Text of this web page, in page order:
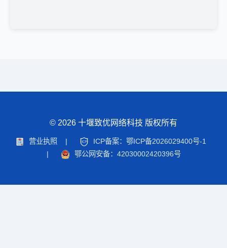
© 2026 十堰致优网络科技 版权所有
营业执照 |
ICP备案：鄂ICP备2026029400号-1
|
鄂公网安备：42030002420396号